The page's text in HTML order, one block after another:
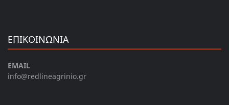
ΕΠΙΚΟΙΝΩΝΙΑ
EMAIL
info@redlineagrinio.gr